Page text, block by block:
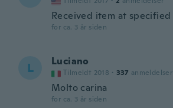
Received item at specified
for ca. 3 år siden
L Luciano
Tilmeldt 2018 · 337 anmeldelser
Molto carina
for ca. 3 år siden